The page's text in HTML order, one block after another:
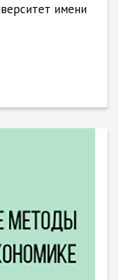
имени